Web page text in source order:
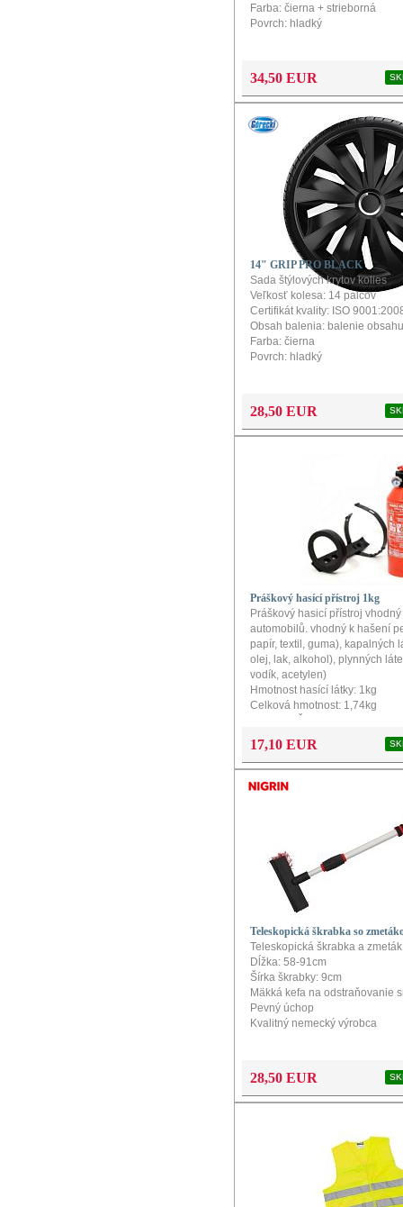
Farba: čierna + strieborná
Povrch: hladký
34,50 EUR
14" GRIP PRO BLACK
Sada štýlových krytov kolies
Veľkosť kolesa: 14 palcov
Certifikát kvality: ISO
Obsah balenia: balenie
Farba: čierna
Povrch: hladký
28,50 EUR
Práškový hasící přístroj 1kg
Práškový hasicí přístroj
automobilů. vhodný k hašení
papír, textil, guma), kapalných
olej, lak, alkohol ), plynných
vodík, acetylen)
Hmotnost hasící látky: 1kg
Celková hmotnost: 1,74kg
17,10 EUR
Teleskopická škrabka so
Teleskopická škrabka a zmeták
Dĺžka: 58-91cm
Šírka škrabky: 9cm
Mäkká kefa na odstraňovanie
Pevný úchop
Kvalitný nemecký výrobca
28,50 EUR